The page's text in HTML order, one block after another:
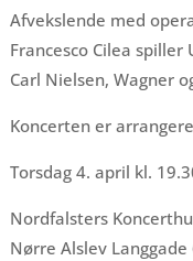
Afvekslende med
Francesco Cilea
Carl Nielsen, Wagner
Koncerten er
Torsdag 4. april kl.
Nordfalsters
Nørre Alslev Langgade